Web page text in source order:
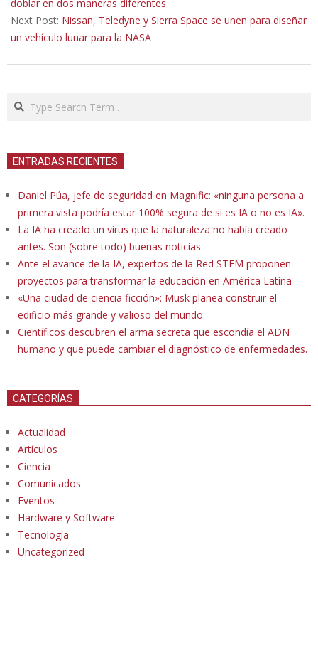
doblar en dos maneras diferentes
Next Post: Nissan, Teledyne y Sierra Space se unen para diseñar
un vehículo lunar para la NASA
Search
ENTRADAS RECIENTES
Daniel Púa, jefe de seguridad en Magnific: «ninguna persona a
primera vista podría estar 100% segura de si es IA o no es IA».
La IA ha creado un virus que la naturaleza no había creado
antes. Son (sobre todo) buenas noticias.
Ante el avance de la IA, expertos de la Red STEM proponen
proyectos para transformar la educación en América Latina
«Una ciudad de ciencia ficción»: Musk planea construir el
edificio más grande y valioso del mundo
Científicos descubren el arma secreta que escondía el ADN
humano y que puede cambiar el diagnóstico de enfermedades.
CATEGORÍAS
Actualidad
Artículos
Ciencia
Comunicados
Eventos
Hardware y Software
Tecnología
Uncategorized